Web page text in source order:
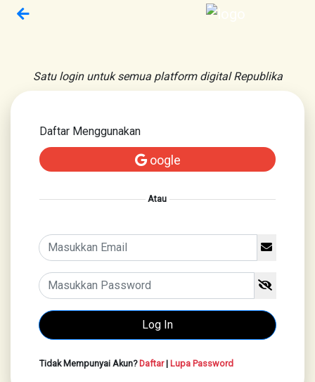
Satu login untuk semua platform digital Republika
Daftar Menggunakan
oogle
Atau
Tidak Mempunyai Akun?Daftar| Lupa Password